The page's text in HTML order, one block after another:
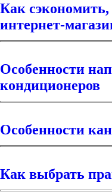
Как
интернет-
Особенности
кондиционеров
Особенности
Как выбрать